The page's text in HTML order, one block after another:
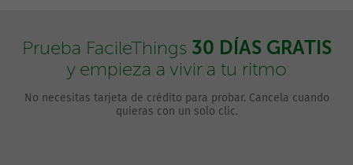
Prueba FacileThings 30 DÍAS GRATIS
y empieza a vivir a tu ritmo
No necesitas tarjeta de crédito para probar. Cancela cuando
quieras con un solo clic.